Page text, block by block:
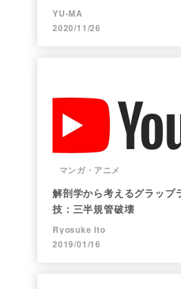
後編＞
YU-MA
2020/11/26
マンガ・アニメ
解剖学から考えるグラップ
技：三半規管破壊
Ryosuke Ito
2019/01/16